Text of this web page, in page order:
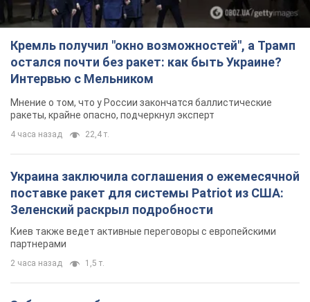
Кремль получил "окно возможностей", а Трамп
остался почти без ракет: как быть Украине?
Интервью с Мельником
Мнение о том, что у России закончатся баллистические
ракеты, крайне опасно, подчеркнул эксперт
4 часа назад 22,4 т.
Украина заключила соглашения о ежемесячной
поставке ракет для системы Patriot из США:
Зеленский раскрыл подробности
Киев также ведет активные переговоры с европейскими
партнерами
2 часа назад 1,5 т.